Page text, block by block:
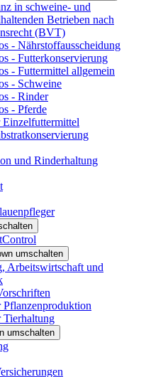
in schweine- und
Betrieben nach
(BVT)
- Nährstoffausscheidung
- Futterkonservierung
- Futtermittel allgemein
- Schweine
- Rinder
- Pferde
und Rinderhaltung
umschalten
Arbeitswirtschaft und
Tierhaltung
umschalten